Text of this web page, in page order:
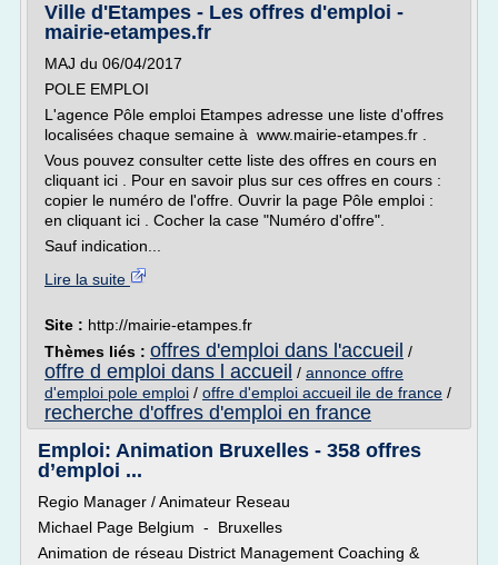
Ville d'Etampes - Les offres d'emploi -
mairie-etampes.fr
MAJ du 06/04/2017
POLE EMPLOI
L'agence Pôle emploi Etampes adresse une liste d'offres
localisées chaque semaine à www.mairie-etampes.fr .
Vous pouvez consulter cette liste des offres en cours en
cliquant ici . Pour en savoir plus sur ces offres en cours :
copier le numéro de l'offre. Ouvrir la page Pôle emploi :
en cliquant ici . Cocher la case "Numéro d'offre".
Sauf indication...
Lire la suite
Site : http://mairie-etampes.fr
Thèmes liés : offres d'emploi dans l'accueil /
offre d emploi dans l accueil / annonce offre
d'emploi pole emploi / offre d'emploi accueil ile de france /
recherche d'offres d'emploi en france
Emploi: Animation Bruxelles - 358 offres
d’emploi ...
Regio Manager / Animateur Reseau
Michael Page Belgium - Bruxelles
Animation de réseau District Management Coaching &